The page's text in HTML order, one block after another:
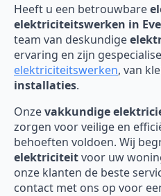
Heeft u een betrouwbare
elektriciteitswerken in
team van deskundige
ervaring en zijn
elektriciteitswerken, van
installaties.
Onzevakkundige
zorgen voor veilige en
behoeften voldoen. Wij
elektriciteitvoor uw
onze klanten de beste
contact met ons op voor